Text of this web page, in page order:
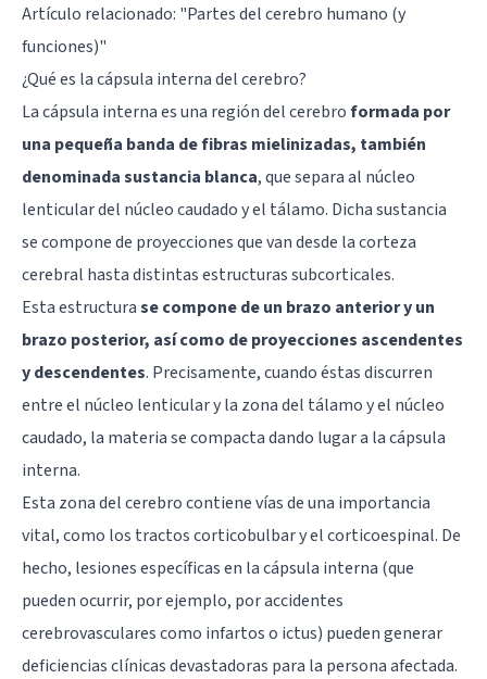
Artículo relacionado: "Partes del cerebro humano (y
funciones)"
¿Qué es la cápsula interna del cerebro?
La cápsula interna es una región del cerebroformada por
una pequeña banda de fibras mielinizadas, también
denominada sustancia blanca, que separa al núcleo
lenticulardel núcleo caudado y el tálamo. Dicha sustancia
se compone de proyecciones que van desde la corteza
cerebral hasta distintas estructuras subcorticales.
Esta estructurase compone de un brazo anterior y un
brazo posterior, así como de proyecciones ascendentes
y descendentes. Precisamente, cuando éstas discurren
entre el núcleo lenticular y la zona del tálamo y el núcleo
caudado, la materia se compacta dando lugar a la cápsula
interna.
Esta zona del cerebro contiene vías de una importancia
vital, como los tractos corticobulbar y el corticoespinal. De
hecho, lesiones específicas en la cápsula interna (que
pueden ocurrir, por ejemplo, por accidentes
cerebrovasculares como infartos o ictus) pueden generar
deficiencias clínicas devastadoras para la persona afectada.